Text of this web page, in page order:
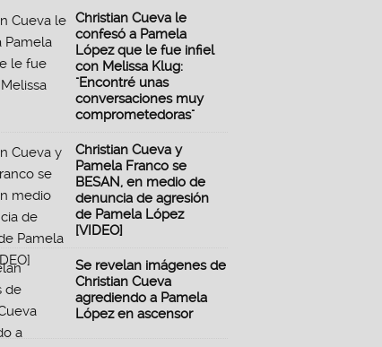
Christian Cueva le
confesó a Pamela
López que le fue infiel
con Melissa Klug:
"Encontré unas
conversaciones muy
comprometedoras"
Christian Cueva y
Pamela Franco se
BESAN, en medio de
denuncia de agresión
de Pamela López
[VIDEO]
Se revelan imágenes de
Christian Cueva
agrediendo a Pamela
López en ascensor